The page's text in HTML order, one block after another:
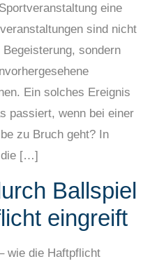
eine
sind nicht
sondern
Ein solches Ereignis
passiert, wenn bei einer
zu Bruch geht? In
die […]
Ballspiel
eingreift
wie die Haftpflicht